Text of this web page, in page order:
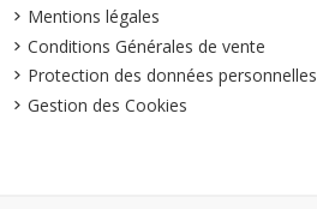
Mentions légales
Conditions Générales de vente
Protection des données personnelles
Gestion des Cookies